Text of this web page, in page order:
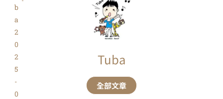
b
a
2
0
2
5
-
0
Tuba
全部文章